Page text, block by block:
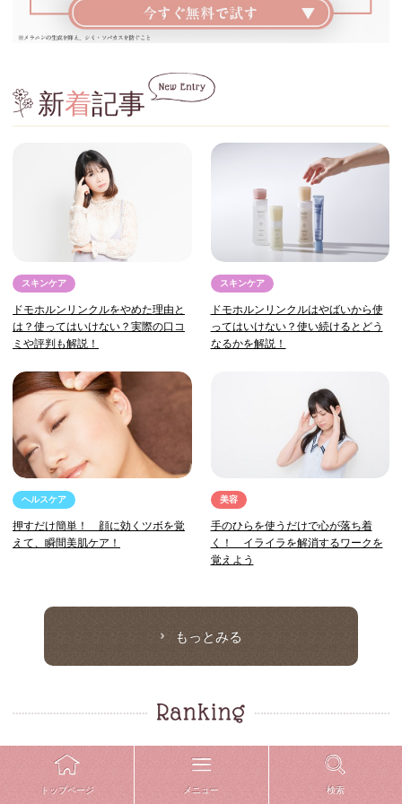
トップページ メニュー 検索
新着記事
スキンケア
ドモホルンリンクルをやめた理由と
は？使ってはいけない？実際の口コ
ミや評判も解説！
スキンケア
ドモホルンリンクルはやばいから使
ってはいけない？使い続けるとどう
なるかを解説！
ヘルスケア
押すだけ簡単！ 顔に効くツボを覚
えて、瞬間美肌ケア！
美容
手のひらを使うだけで心が落ち着
く！ イライラを解消するワークを
覚えよう
もっとみる
ヘルスケア
人気記事ランキング